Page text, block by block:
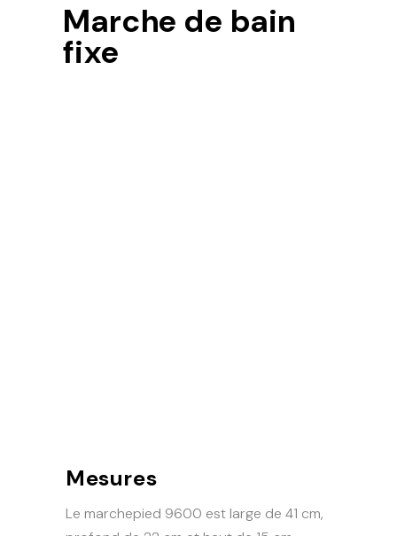
Marche de bain
fixe
Mesures
Le marchepied 9600 est large de 41 cm,